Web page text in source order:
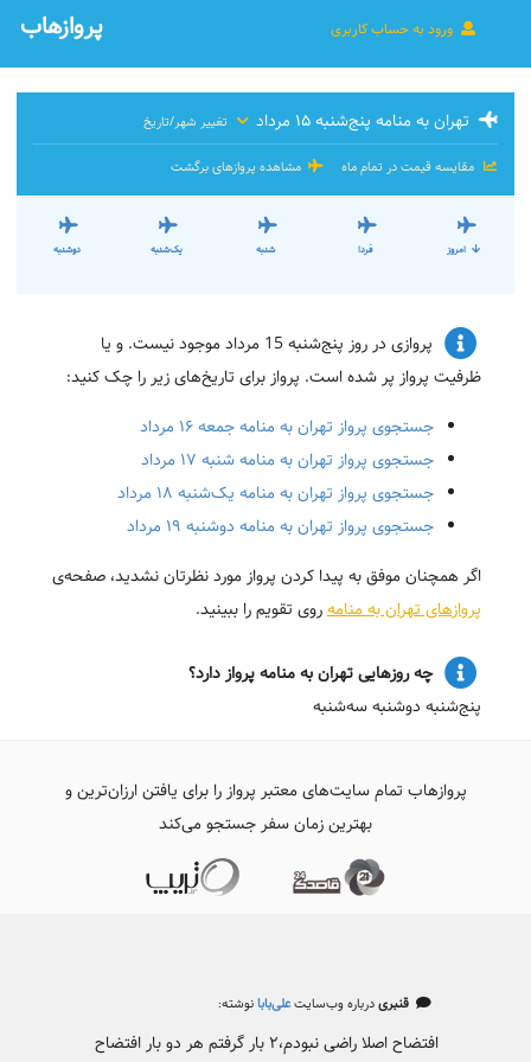
ورود به حساب کاربری پروازهاب
تهران به منامه پنج‌شنبه ۱۵ مرداد تغییر شهر/تاریخ
مقایسه قیمت در تمام ماه مشاهده پروازهای برگشت
امروز فردا شنبه یک‌شنبه دوشنبه
پروازی در روز پنج‌شنبه 15 مرداد موجود نیست. و یا
ظرفیت پرواز پر شده است. پرواز برای تاریخ‌های زیر را چک کنید:
جستجوی پرواز تهران به منامه جمعه ۱۶ مرداد
جستجوی پرواز تهران به منامه شنبه ۱۷ مرداد
جستجوی پرواز تهران به منامه یک‌شنبه ۱۸ مرداد
جستجوی پرواز تهران به منامه دوشنبه ۱۹ مرداد
اگر همچنان موفق به پیدا کردن پرواز مورد نظرتان نشدید، صفحه‌ی
پروازهای تهران به منامهروی تقویم را ببینید.
چه روزهایی تهران به منامه پرواز دارد؟
پنج‌شنبه دوشنبه سه‌شنبه
پروازهاب تمام سایت‌های معتبر پرواز را برای یافتن ارزان‌ترین و
بهترین زمان سفر جستجو می‌کند
قنبریدرباره وب‌سایتعلی‌بابانوشته:
افتضاح اصلا راضی نبودم،۲ بار گرفتم هر دو بار افتضاح